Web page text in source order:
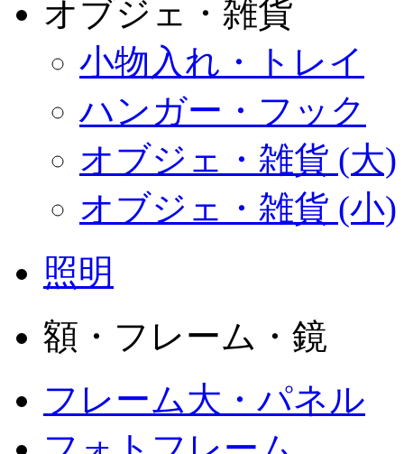
オブジェ・雑貨
小物入れ・トレイ
ハンガー・フック
オブジェ・雑貨 (大)
オブジェ・雑貨 (小)
照明
額・フレーム・鏡
フレーム大・パネル